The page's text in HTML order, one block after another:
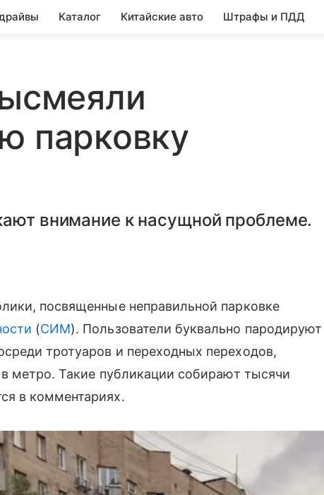
Каталог Китайские авто Штрафы и ПДД
парковку
внимание к насущной проблеме.
посвященные неправильной парковке
(СИМ). Пользователи буквально пародируют
тротуаров и переходных переходов,
метро. Такие публикации собирают тысячи
в комментариях.